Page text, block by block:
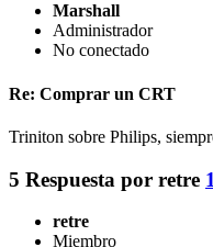
Marshall
Administrador
No conectado
Re: Comprar un CRT
Triniton sobre Philips,
5 Respuesta por retre
retre
Miembro